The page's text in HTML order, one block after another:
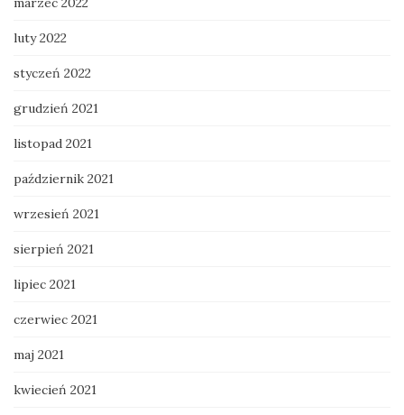
luty 2022
styczeń 2022
grudzień 2021
listopad 2021
październik 2021
wrzesień 2021
sierpień 2021
lipiec 2021
czerwiec 2021
maj 2021
kwiecień 2021